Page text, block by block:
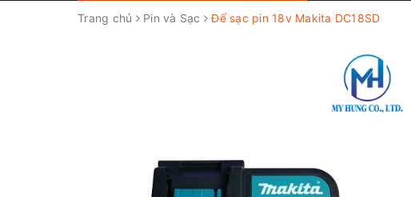
Trang chủ Pin và Sạc Đế sạc pin 18v Makita DC18SD